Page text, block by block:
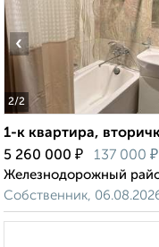
2/2
‹
1-к квартира,
5 260 000 ₽ 137 000 ₽
Железнодорожный
Собственник,